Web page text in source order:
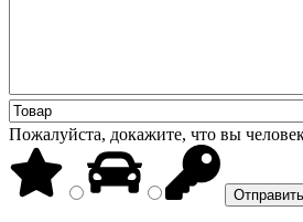
Пожалуйста, докажите, что вы